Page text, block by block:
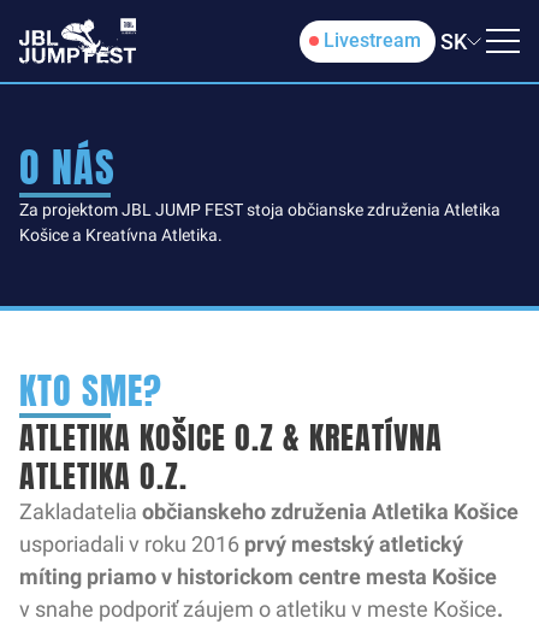
Livestream SK
O NÁS
Za projektom JBL JUMP FEST stoja občianske združenia Atletika
Košice a Kreatívna Atletika.
KTO SME?
ATLETIKA KOŠICE O.Z & KREATÍVNA
ATLETIKA O.Z.
Zakladatelia občianskeho združenia Atletika Košice
usporiadali v roku 2016 prvý mestský atletický
míting priamo v historickom centre mesta Košice
v snahe podporiť záujem o atletiku v meste Košice.